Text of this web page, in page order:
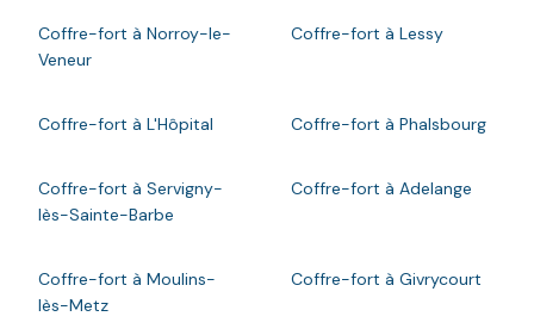
Coffre-fort à Norroy-le-
Veneur
Coffre-fort à Lessy
Coffre-fort à L'Hôpital Coffre-fort à Phalsbourg
Coffre-fort à Servigny-
lès-Sainte-Barbe
Coffre-fort à Adelange
Coffre-fort à Moulins-
lès-Metz
Coffre-fort à Givrycourt